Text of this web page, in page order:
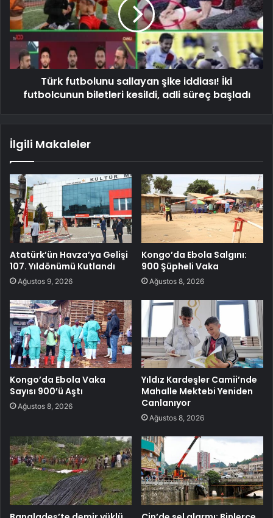
Türk futbolunu sallayan şike iddiası! İki
futbolcunun biletleri kesildi, adli süreç başladı
İlgili Makaleler
Atatürk’ün Havza’ya Gelişi
107. Yıldönümü Kutlandı
Ağustos 9, 2026
Kongo’da Ebola Salgını:
900 Şüpheli Vaka
Ağustos 8, 2026
Kongo’da Ebola Vaka
Sayısı 900’ü Aştı
Ağustos 8, 2026
Yıldız Kardeşler Camii’nde
Mahalle Mektebi Yeniden
Canlanıyor
Ağustos 8, 2026